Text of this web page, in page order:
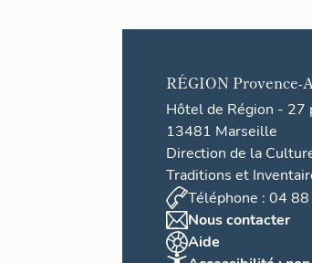
RÉGION Provence-
Hôtel de Région - 27
13481 Marseille
Direction de la
Traditions et
Téléphone : 04
Nous contacter
Aide